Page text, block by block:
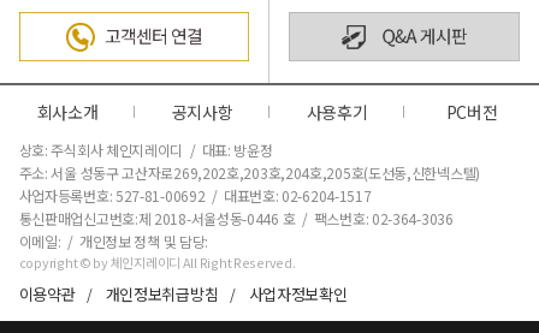
회사소개 공지사항 사용후기 PC버전
상호: 주식회사 체인지레이디 / 대표: 방윤정
주소: 서울 성동구 고산자로269,202호,203호,204호,205호(도선동,신한넥스텔)
사업자등록번호: 527-81-00692 / 대표번호: 02-6204-1517
통신판매업신고번호:제 2018-서울성동-0446 호/ 팩스번호: 02-364-3036
이메일: / 개인정보 정책 및 담당:
copyright © by 체인지레이디 All Right Reserved.
이용약관 / 개인정보취급방침 / 사업자정보확인